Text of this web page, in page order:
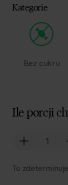
Kategorie
Bez cukru
Ile porcji
To